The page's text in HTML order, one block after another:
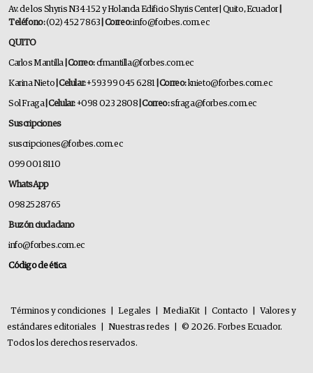
Av. de los Shyris N34-152 y Holanda Edificio Shyris Center | Quito, Ecuador
Teléfono:(02) 452 7863 | Correo:info@forbes.com.ec
QUITO
Carlos Mantilla | Correo:cfmantilla@forbes.com.ec
Karina Nieto | Celular:+593 99 045 6281 | Correo:knieto@forbes.com.ec
Sol Fraga| Celular:+098 023 2808 | Correo:sfraga@forbes.com.ec
Suscripciones
suscripciones@forbes.com.ec
099 001 8110
WhatsApp
0982528765
Buzón ciudadano
info@forbes.com.ec
Código de ética
Términos y condiciones Legales MediaKit Contacto
Valores y
estándares editoriales
Nuestras redes
© 2026. Forbes Ecuador.
Todos los derechos reservados.